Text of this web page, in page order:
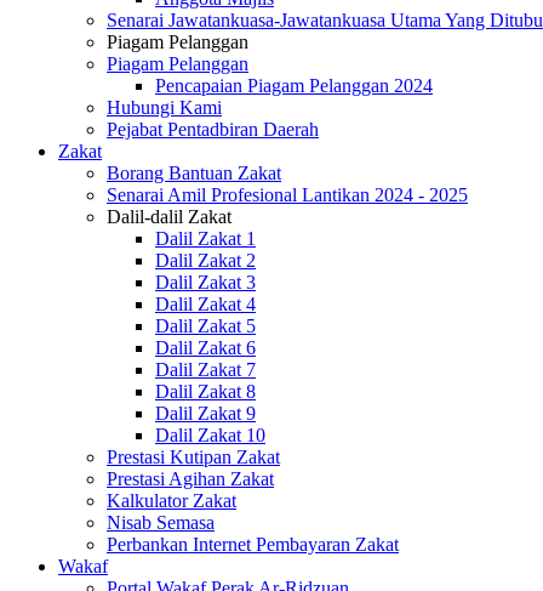
Senarai Jawatankuasa-Jawatankuasa Utama Yang
Piagam Pelanggan
Piagam Pelanggan
Pencapaian Piagam Pelanggan 2024
Hubungi Kami
Pejabat Pentadbiran Daerah
Zakat
Borang Bantuan Zakat
Senarai Amil Profesional Lantikan 2024 - 2025
Dalil-dalil Zakat
Dalil Zakat 1
Dalil Zakat 2
Dalil Zakat 3
Dalil Zakat 4
Dalil Zakat 5
Dalil Zakat 6
Dalil Zakat 7
Dalil Zakat 8
Dalil Zakat 9
Dalil Zakat 10
Prestasi Kutipan Zakat
Prestasi Agihan Zakat
Kalkulator Zakat
Nisab Semasa
Perbankan Internet Pembayaran Zakat
Wakaf